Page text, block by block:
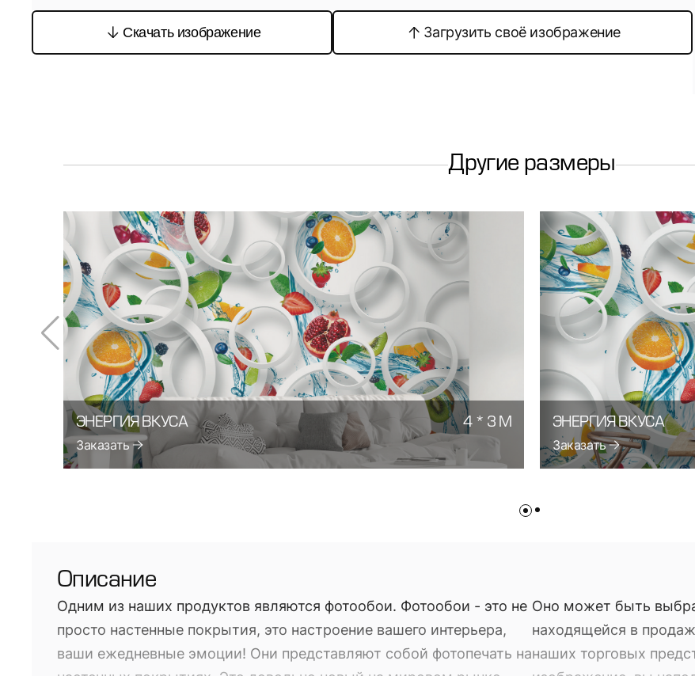
Скачать изображение Загрузить своё изображение
Другие размеры
ЭНЕРГИЯ ВКУСА 4 * 3 М
Заказать
ЭНЕРГИЯ ВКУСА
Заказать
Описание
Одним из наших продуктов являются фотообои. Фотообои - это не
просто настенные покрытия, это настроение вашего интерьера,
ваши ежедневные эмоции! Они представляют собой фотопечать на
Оно может быть
находящейся в
наших торговых